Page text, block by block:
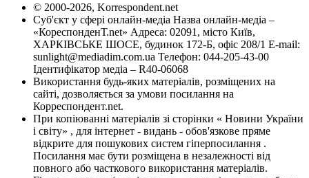
© 2000-2026, Korrespondent.net
Суб'єкт у сфері онлайн-медіа Назва онлайн-медіа –
«КореспонденТ.net» Адреса: 02091, місто Київ,
ХАРКІВСЬКЕ ШОСЕ, будинок 172-Б, офіс 208/1 E-mail:
sunlight@mediadim.com.ua Телефон: 044-205-43-00
Ідентифікатор медіа – R40-06068
Використання будь-яких матеріалів, розміщених на
сайті, дозволяється за умови посилання на
Корреспондент.net.
При копіюванні матеріалів зі сторінки « Новини України
і світу» , для інтернет - видань - обов'язкове пряме
відкрите для пошукових систем гіперпосилання .
Посилання має бути розміщена в незалежності від
повного або часткового використання матеріалів.